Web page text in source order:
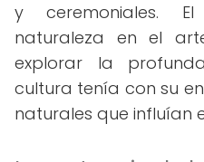
y ceremoniales.
naturaleza en el
explorar la
cultura tenía con su
naturales que influían